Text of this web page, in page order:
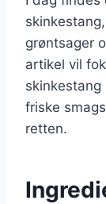
grøntsager
artikel vil
friske
retten.